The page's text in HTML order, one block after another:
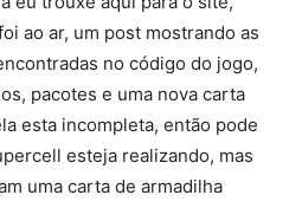
ao ar, um post mostrando as
no código do jogo,
pacotes e uma nova carta
esta incompleta, então pode
esteja realizando, mas
uma carta de armadilha